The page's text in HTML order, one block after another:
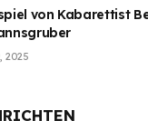
von Kabarettist
2025